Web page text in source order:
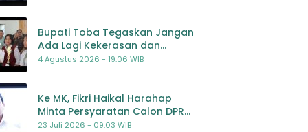
Bupati Toba Tegaskan Jangan
Ada Lagi Kekerasan dan
Bullying Terhadap Anak,
4 Agustus 2026 - 19:06 WIB
Ke MK, Fikri Haikal Harahap
Minta Persyaratan Calon DPR
Dilengkapi Penilaian
23 Juli 2026 - 09:03 WIB